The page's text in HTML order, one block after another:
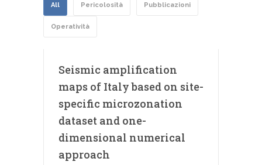
All Pericolosità Pubblicazioni
Operatività
Seismic amplification
maps of Italy based on site-
specific microzonation
dataset and one-
dimensional numerical
approach